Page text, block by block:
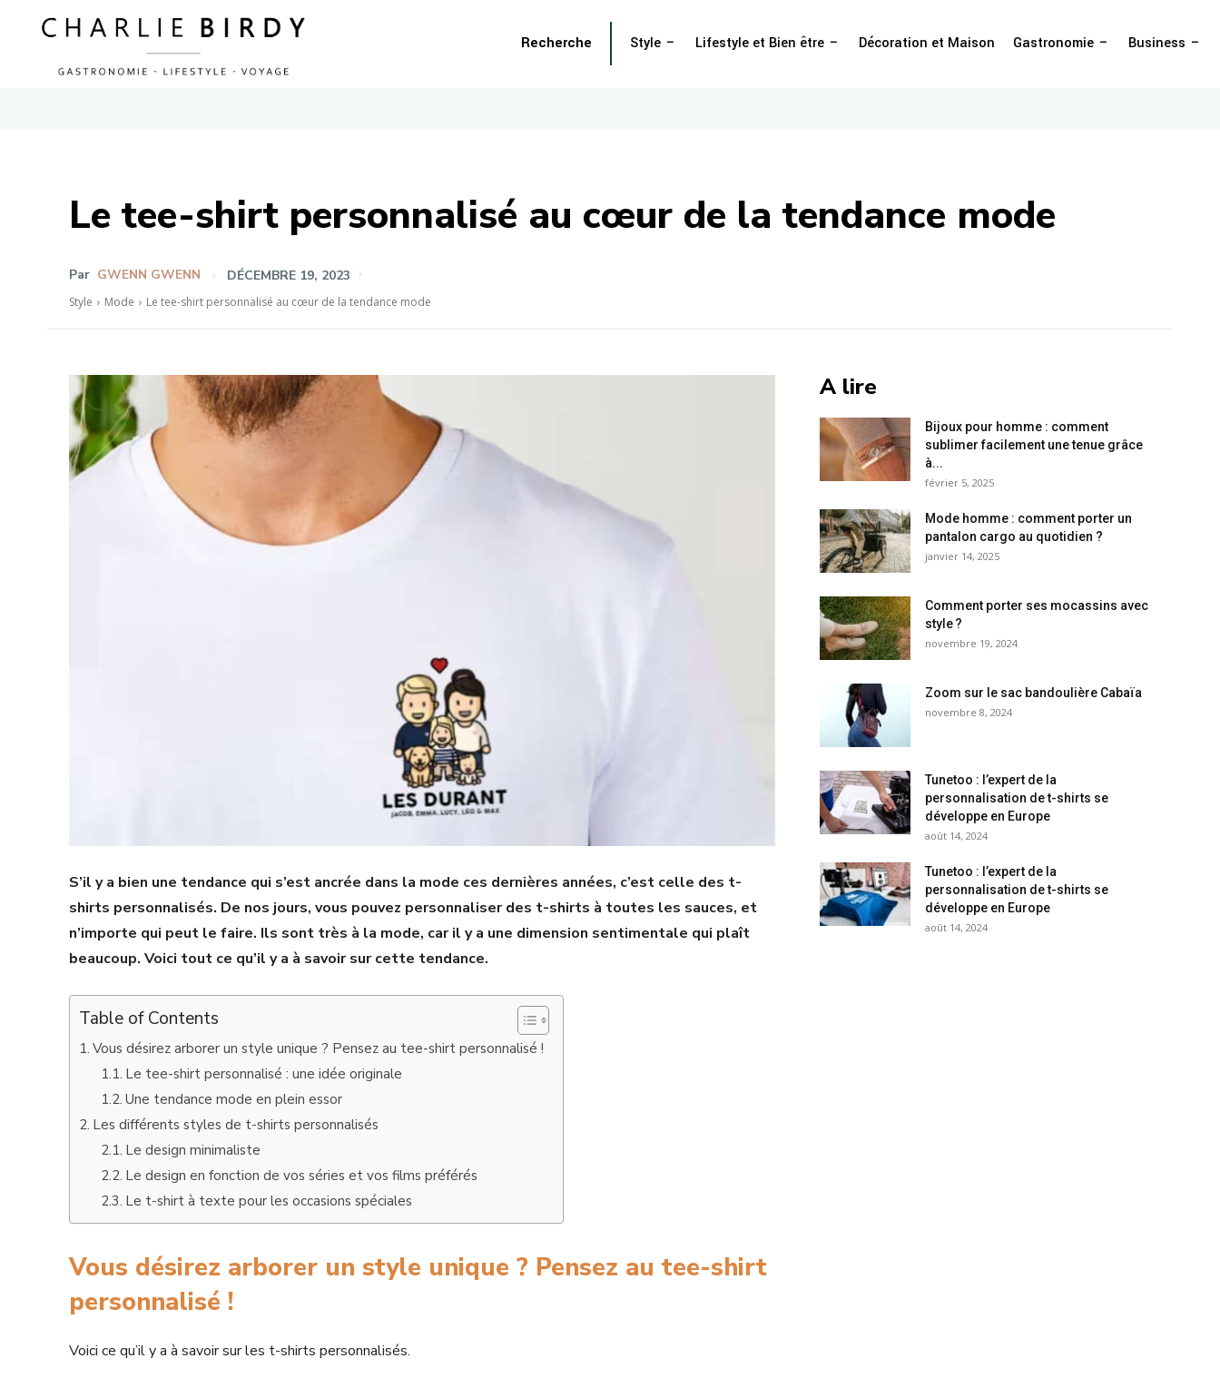
Style Lifestyle et Bien être Décoration et Maison Gastronomie Business
Recherche
Le tee-shirt personnalisé au cœur de la tendance mode
Par GWENN GWENN DÉCEMBRE 19, 2023
Style Mode Le tee-shirt personnalisé au cœur de la tendance mode
S’il y a bien une tendance qui s’est ancrée dans la mode ces dernières années, c’est celle des t-
shirts personnalisés. De nos jours, vous pouvez personnaliser des t-shirts à toutes les sauces, et
n’importe qui peut le faire. Ils sont très à la mode, car il y a une dimension sentimentale qui plaît
beaucoup. Voici tout ce qu’il y a à savoir sur cette tendance.
Table of Contents
Vous désirez arborer un style unique ? Pensez au tee-shirt personnalisé !
Le tee-shirt personnalisé : une idée originale
Une tendance mode en plein essor
Les différents styles de t-shirts personnalisés
Le design minimaliste
Le design en fonction de vos séries et vos films préférés
Le t-shirt à texte pour les occasions spéciales
Vous désirez arborer un style unique ? Pensez au tee-shirt
personnalisé !
Voici ce qu’il y a à savoir sur les t-shirts personnalisés.
A lire
Bijoux pour homme : comment
sublimer facilement une tenue grâce
à...
février 5, 2025
Mode homme : comment porter un
pantalon cargo au quotidien ?
janvier 14, 2025
Comment porter ses mocassins avec
style ?
novembre 19, 2024
Zoom sur le sac bandoulière Cabaïa
novembre 8, 2024
Tunetoo : l’expert de la
personnalisation de t-shirts se
développe en Europe
août 14, 2024
Tunetoo : l’expert de la
personnalisation de t-shirts se
développe en Europe
août 14, 2024